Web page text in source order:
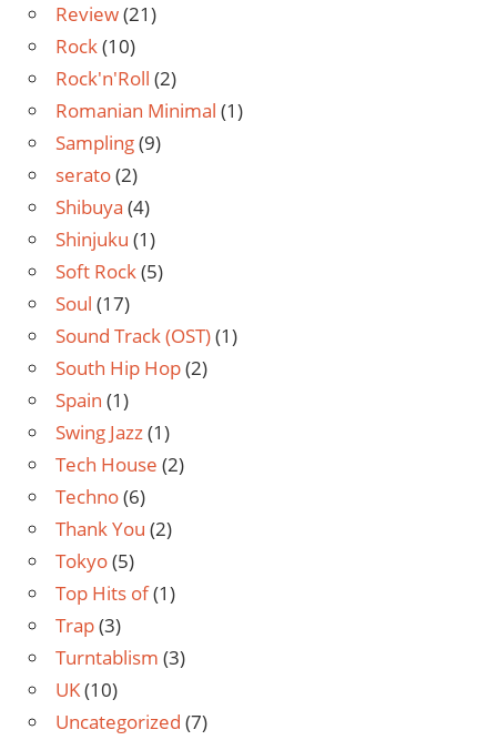
Review(21)
Rock(10)
Rock'n'Roll (2)
Romanian Minimal (1)
Sampling(9)
serato(2)
Shibuya (4)
Shinjuku (1)
Soft Rock(5)
Soul (17)
Sound Track (OST)(1)
South Hip Hop(2)
Spain (1)
Swing Jazz(1)
Tech House (2)
Techno(6)
Thank You (2)
Tokyo(5)
Top Hits of(1)
Trap(3)
Turntablism (3)
UK(10)
Uncategorized (7)